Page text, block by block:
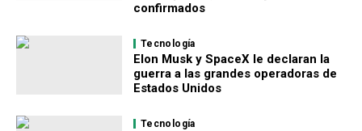
confirmados
Tecnología
Elon Musk y SpaceX le declaran la
guerra a las grandes operadoras de
Estados Unidos
Tecnología